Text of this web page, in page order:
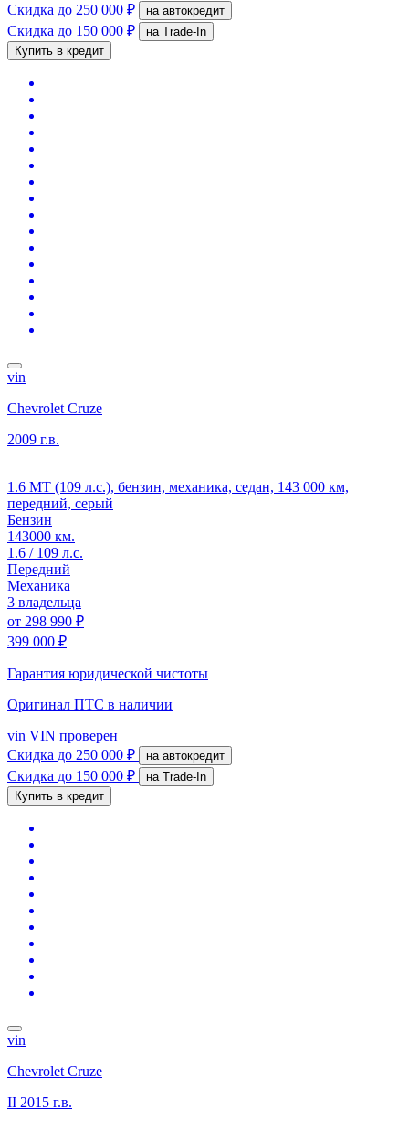
Скидка до 250 000 ₽ на автокредит
Скидка до 150 000 ₽
на Trade-In
Купить в кредит
vin
Chevrolet Cruze
2009 г.в.
1.6 MT (109 л.с.), бензин, механика, седан, 143 000 км,
передний, серый
Бензин
143000 км.
1.6 / 109 л.с.
Передний
Механика
3 владельца
от 298 990 ₽
399 000 ₽
Гарантия юридической чистоты
Оригинал ПТС в наличии
vin VIN проверен
Скидка до 250 000 ₽ на автокредит
Скидка до 150 000 ₽
на Trade-In
Купить в кредит
vin
Chevrolet Cruze
II 2015 г.в.